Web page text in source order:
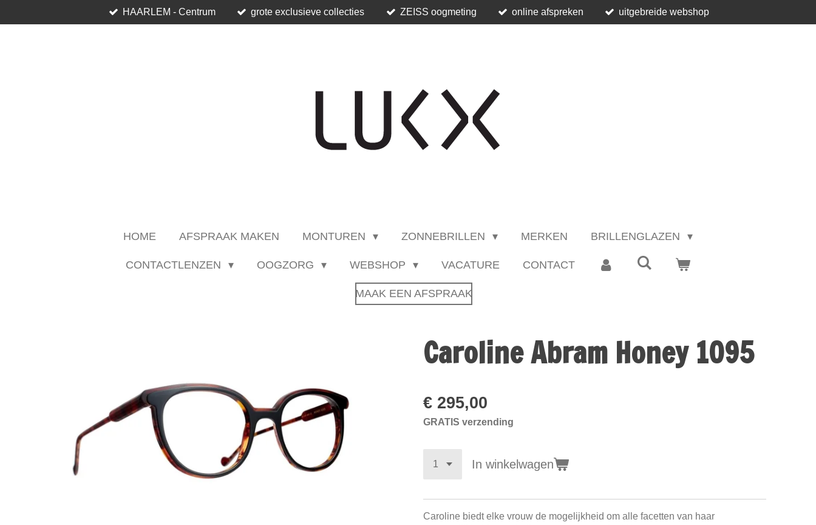
direct
HAARLEM - Centrum grote exclusieve collecties ZEISS oogmeting online afspreken uitgebreide webshop
HOME AFSPRAAK MAKEN MONTUREN ZONNEBRILLEN MERKEN BRILLENGLAZEN
CONTACTLENZEN OOGZORG WEBSHOP VACATURE CONTACT
MAAK EEN AFSPRAAK
Caroline Abram Honey 1095
€ 295,00
GRATIS verzending
In winkelwagen
Caroline biedt elke vrouw de mogelijkheid om alle facetten van haar